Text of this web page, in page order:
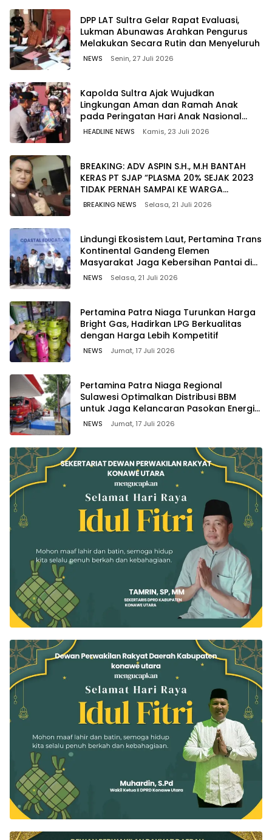
‎DPP LAT Sultra Gelar Rapat Evaluasi,
Lukman Abunawas Arahkan Pengurus
Melakukan Secara Rutin dan Menyeluruh
NEWS Senin, 27 Juli 2026
Kapolda Sultra Ajak Wujudkan
Lingkungan Aman dan Ramah Anak
pada Peringatan Hari Anak Nasional
2026
HEADLINE NEWS Kamis, 23 Juli 2026
BREAKING: ADV ASPIN S.H., M.H BANTAH
KERAS PT SJAP “PLASMA 20% SEJAK 2023
TIDAK PERNAH SAMPAI KE WARGA
WAWOONE!
BREAKING NEWS Selasa, 21 Juli 2026
Lindungi Ekosistem Laut, Pertamina Trans
Kontinental Gandeng Elemen
Masyarakat Jaga Kebersihan Pantai di
Bitung, Sulawesi
NEWS Selasa, 21 Juli 2026
Pertamina Patra Niaga Turunkan Harga
Bright Gas, Hadirkan LPG Berkualitas
dengan Harga Lebih Kompetitif
NEWS Jumat, 17 Juli 2026
Pertamina Patra Niaga Regional
Sulawesi Optimalkan Distribusi BBM
untuk Jaga Kelancaran Pasokan Energi
di Seluruh Wilayah Sulawesi
NEWS Jumat, 17 Juli 2026